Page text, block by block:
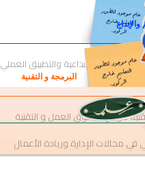
على المهارات الإبداعية والتطبيق العملي
البرمجة و التقنية
موجهة لسوق العمل و التقنية
مجالات الإدارة وريادة الأعمال